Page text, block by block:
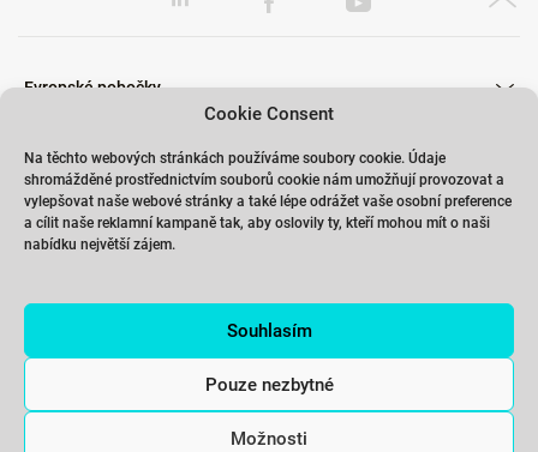
Cookie Consent
Na těchto webových stránkách používáme soubory cookie. Údaje
shromážděné prostřednictvím souborů cookie nám umožňují provozovat a
vylepšovat naše webové stránky a také lépe odrážet vaše osobní preference
a cílit naše reklamní kampaně tak, aby oslovily ty, kteří mohou mít o naši
nabídku největší zájem.
Souhlasím
Pouze nezbytné
Možnosti
Evropské pobočky
Školení